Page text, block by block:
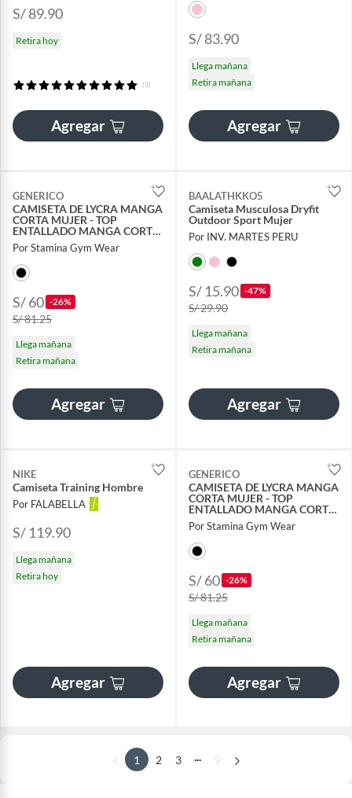
S/ 89.90
Retira hoy
(3)
Agregar
S/ 83.90
Llega mañana
Retira mañana
Agregar
GENERICO
CAMISETA DE LYCRA MANGA
CORTA MUJER - TOP
ENTALLADO MANGA CORTA
MUJER
Por Stamina Gym Wear
S/ 60 -26%
S/ 81.25
Llega mañana
Retira mañana
Agregar
BAALATHKKO5
Camiseta Musculosa Dryfit
Outdoor Sport Mujer
Por INV. MARTES PERU
S/ 15.90 -47%
S/ 29.90
Llega mañana
Retira mañana
Agregar
NIKE
Camiseta Training Hombre
Por FALABELLA
S/ 119.90
Llega mañana
Retira hoy
Agregar
GENERICO
CAMISETA DE LYCRA MANGA
CORTA MUJER - TOP
ENTALLADO MANGA CORTA
MUJER
Por Stamina Gym Wear
S/ 60 -26%
S/ 81.25
Llega mañana
Retira mañana
Agregar
1 2 3 ... 9